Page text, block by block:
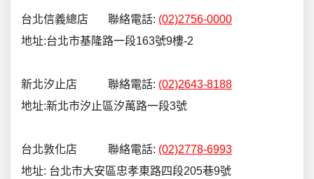
台北信義總店 聯絡電話: (02)2756-0000
地址:台北市基隆路一段163號9樓-2
新北汐止店 聯絡電話: (02)2643-8188
地址:新北市汐止區汐萬路一段3號
台北敦化店 聯絡電話: (02)2778-6993
地址: 台北市大安區忠孝東路四段205巷9號